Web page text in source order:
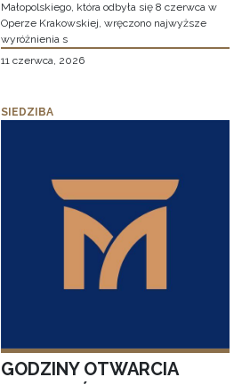
Małopolskiego, która odbyła się 8 czerwca w
Operze Krakowskiej, wręczono najwyższe
wyróżnienia s
11 czerwca, 2026
SIEDZIBA
GODZINY OTWARCIA